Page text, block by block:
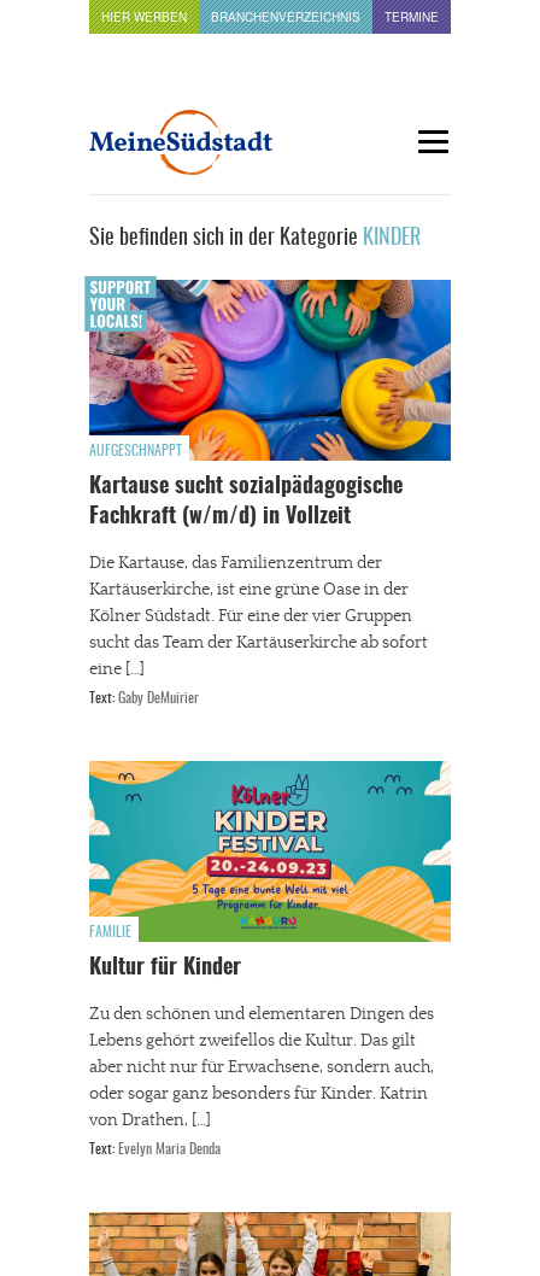
HIER WERBEN BRANCHENVERZEICHNIS TERMINE
Sie befinden sich in der Kategorie KINDER
AUFGESCHNAPPT
Kartause sucht sozialpädagogische
Fachkraft (w/m/d) in Vollzeit
Die Kartause, das Familienzentrum der
Kartäuserkirche, ist eine grüne Oase in der
Kölner Südstadt. Für eine der vier Gruppen
sucht das Team der Kartäuserkirche ab sofort
eine […]
Text: Gaby DeMuirier
FAMILIE
Kultur für Kinder
Zu den schönen und elementaren Dingen des
Lebens gehört zweifellos die Kultur. Das gilt
aber nicht nur für Erwachsene, sondern auch,
oder sogar ganz besonders für Kinder. Katrin
von Drathen, […]
Text: Evelyn Maria Denda